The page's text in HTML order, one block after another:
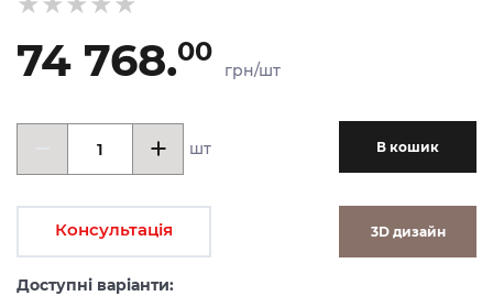
74 768.00
грн/шт
шт В кошик
Консультація 3D дизайн
Доступні варіанти: